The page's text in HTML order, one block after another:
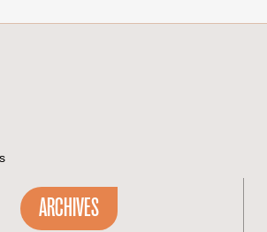
ARCHIVES